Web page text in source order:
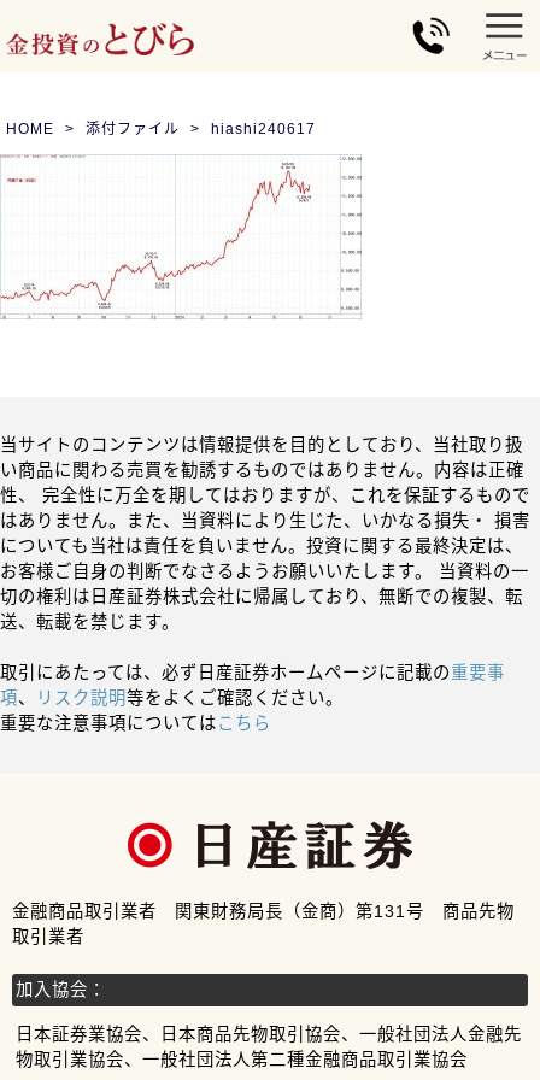
HOME 添付ファイル hiashi240617
当サイトのコンテンツは情報提供を目的としており、当社取り扱
い商品に関わる売買を勧誘するものではありません。内容は正確
性、 完全性に万全を期してはおりますが、これを保証するもので
はありません。また、当資料により生じた、いかなる損失・ 損害
についても当社は責任を負いません。投資に関する最終決定は、
お客様ご自身の判断でなさるようお願いいたします。 当資料の一
切の権利は日産証券株式会社に帰属しており、無断での複製、転
送、転載を禁じます。
取引にあたっては、必ず日産証券ホームページに記載の重要事
項、 リスク説明等をよくご確認ください。
重要な注意事項についてはこちら
金融商品取引業者 関東財務局長（金商）第131号 商品先物
取引業者
加入協会：
日本証券業協会、日本商品先物取引協会、一般社団法人金融先
物取引業協会、一般社団法人第二種金融商品取引業協会